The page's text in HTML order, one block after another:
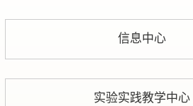
信息中心
实验实践教学中心